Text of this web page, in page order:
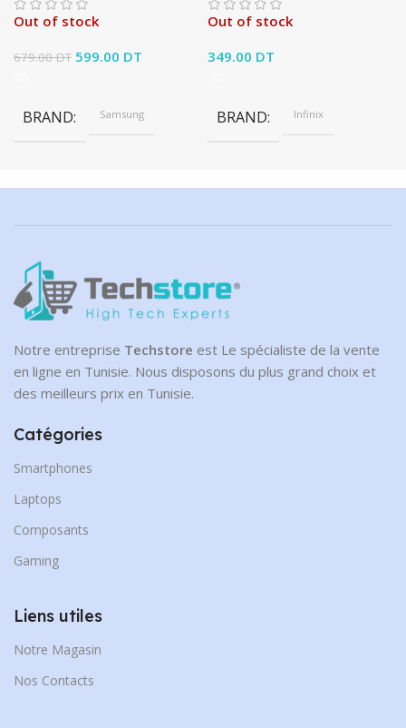
Out of stock
679.00DT Le prix initial était :
599.00 DT
BRAND Samsung
Out of stock
349.00 DT
BRAND Infinix
Notre entreprise Techstore est Le spécialiste de la vente
en ligne en Tunisie. Nous disposons du plus grand choix et
des meilleurs prix en Tunisie.
Catégories
Smartphones
Laptops
Composants
Gaming
Liens utiles
Notre Magasin
Nos Contacts